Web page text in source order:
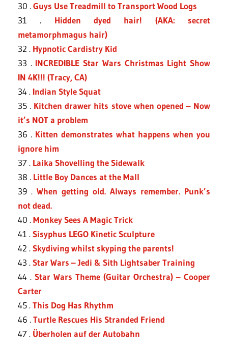
30 .Guys Use Treadmill to Transport Wood Logs
31 . Hidden dyed hair! (AKA: secret
metamorphmagus hair)
32 . Hypnotic Cardistry Kid
33 . INCREDIBLE Star Wars Christmas Light Show
IN 4K!!! (Tracy, CA)
34 . Indian Style Squat
35 . Kitchen drawer hits stove when opened – Now
it’s NOT a problem
36 . Kitten demonstrates what happens when you
ignore him
37 . Laika Shovelling the Sidewalk
38 . Little Boy Dances at the Mall
39 . When getting old. Always remember. Punk’s
not dead.
40 .Monkey Sees A Magic Trick
41 .Sisyphus LEGO Kinetic Sculpture
42 .Skydiving whilst skyping the parents!
43 .Star Wars – Jedi & Sith Lightsaber Training
44 . Star Wars Theme (Guitar Orchestra) – Cooper
Carter
45 .This Dog Has Rhythm
46 .Turtle Rescues His Stranded Friend
47 . Überholen auf der Autobahn